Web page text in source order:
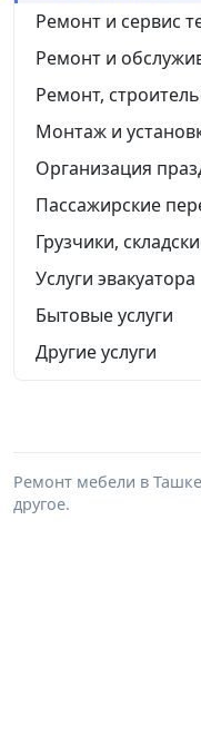
Ремонт и сервис
Ремонт и
Ремонт,
Монтаж и
Организация
Пассажирские
Грузчики,
Услуги эвакуатора
Бытовые услуги
Другие услуги
Ремонт мебели в
другое.